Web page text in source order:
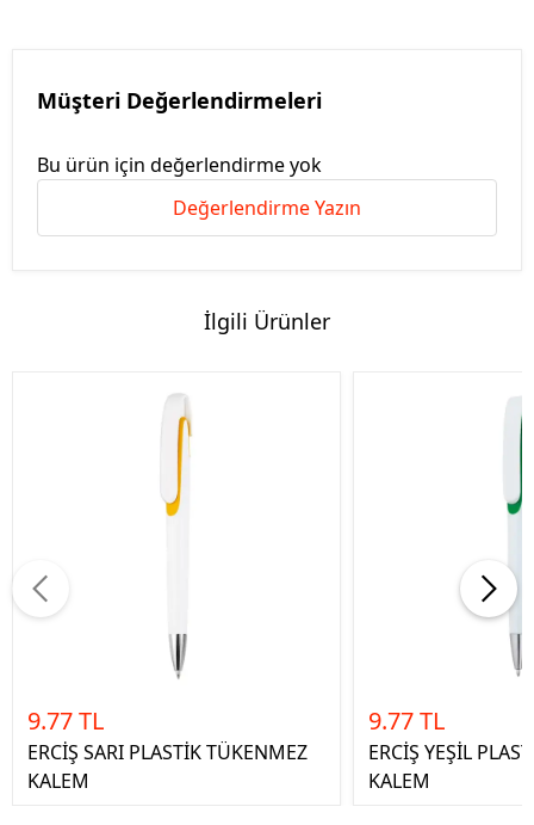
Müşteri Değerlendirmeleri
Bu ürün için değerlendirme yok
Değerlendirme Yazın
İlgili Ürünler
9.77 TL
ERCİŞ SARI PLASTİK TÜKENMEZ
KALEM
9.77 TL
ERCİŞ YEŞİL
KALEM